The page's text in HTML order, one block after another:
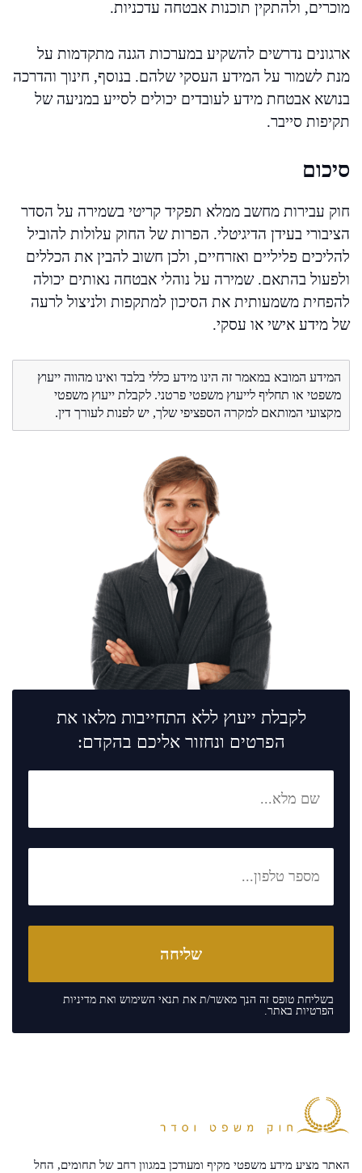
מוכרים, ולהתקין תוכנות אבטחה עדכניות.
ארגונים נדרשים להשקיע במערכות הגנה מתקדמות על
מנת לשמור על המידע העסקי שלהם. בנוסף, חינוך והדרכה
בנושא אבטחת מידע לעובדים יכולים לסייע במניעה של
תקיפות סייבר.
סיכום
חוק עבירות מחשב ממלא תפקיד קריטי בשמירה על הסדר
הציבורי בעידן הדיגיטלי. הפרות של החוק עלולות להוביל
להליכים פליליים ואזרחיים, ולכן חשוב להבין את הכללים
ולפעול בהתאם. שמירה על נוהלי אבטחה נאותים יכולה
להפחית משמעותית את הסיכון למתקפות ולניצול לרעה
של מידע אישי או עסקי.
המידע המובא במאמר זה הינו מידע כללי בלבד ואינו מהווה ייעוץ
משפטי או תחליף לייעוץ משפטי פרטני. לקבלת ייעוץ משפטי
מקצועי המותאם למקרה הספציפי שלך, יש לפנות לעורך דין.
לקבלת ייעוץ ללא התחייבות מלאו את
הפרטים ונחזור אליכם בהקדם:
בשליחת טופס זה הנך מאשר/ת את תנאי השימוש ואת מדיניות
הפרטיות באתר.
האתר מציע מידע משפטי מקיף ומעודכן במגוון רחב של תחומים, החל